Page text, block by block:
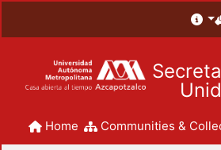
Home Communities &